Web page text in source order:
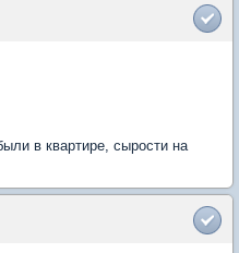
в квартире, сырости на